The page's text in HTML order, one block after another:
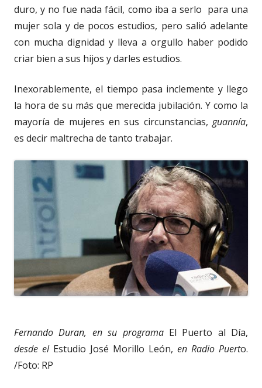
duro, y no fue nada fácil, como iba a serlo para una
mujer sola y de pocos estudios, pero salió adelante
con mucha dignidad y lleva a orgullo haber podido
criar bien a sus hijos y darles estudios.
Inexorablemente, el tiempo pasa inclemente y llego
la hora de su más que merecida jubilación. Y como la
mayoría de mujeres en sus circunstancias, guannía,
es decir maltrecha de tanto trabajar.
Fernando Duran, en su programaEl Puerto al Día,
desde elEstudio José Morillo León, en Radio Puerto.
/Foto: RP